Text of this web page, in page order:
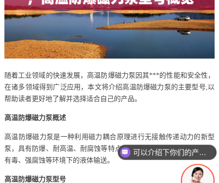
随着工业领域的快速发展，高温防爆磁力泵因其***的性能和安全性，
在诸多领域得到广泛应用，本文将介绍高温防爆磁力泵的主要型号,以
帮助读者更好地了解并选择适合自己的产品。
高温防爆磁力泵概述
高温防爆磁力泵是一种利用磁力耦合原理进行无接触传递动力的新型
泵，具有防爆、耐高温、耐腐蚀等特点，它适用于高温、易燃、***、
有毒、强腐蚀等环境下的液体输送。
高温防爆磁力泵型号
可以介绍下你们的产品么